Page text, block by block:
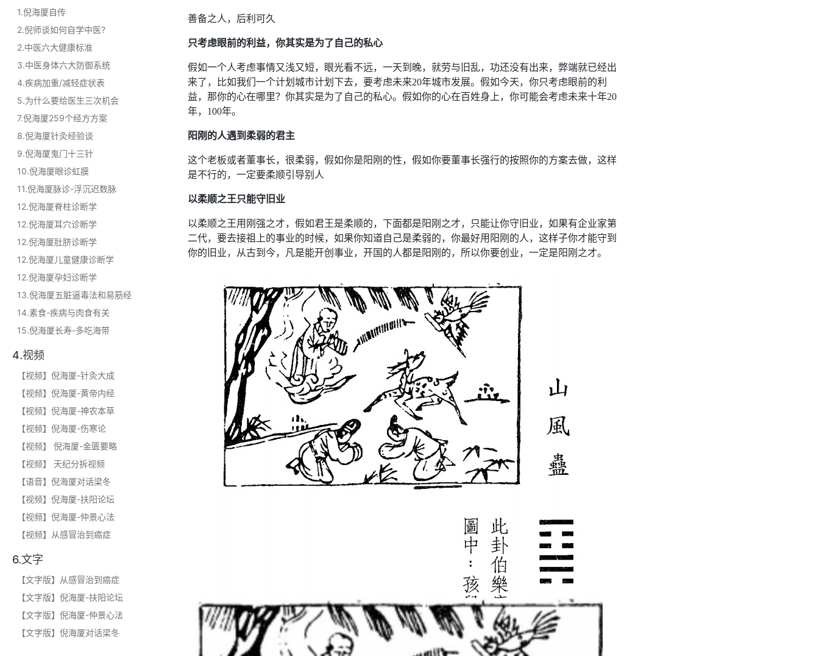
1.倪海厦自传
2.倪师谈如何自学中医?
2.中医六大健康标准
3.中医身体六大防御系统
4.疾病加重/减轻症状表
5.为什么要给医生三次机会
7.倪海厦259个经方方案
8.倪海厦针灸经验谈
9.倪海厦鬼门十三针
10.倪海厦眼诊虹膜
11.倪海厦脉诊-浮沉迟数脉
12.倪海厦脊柱诊断学
12.倪海厦耳穴诊断学
12.倪海厦肚脐诊断学
12.倪海厦儿童健康诊断学
12.倪海厦孕妇诊断学
13.倪海厦五脏逼毒法和易筋经
14.素食-疾病与肉食有关
15.倪海厦长寿-多吃海带
4.视频
【视频】倪海厦-针灸大成
【视频】倪海厦-黄帝内经
【视频】倪海厦-神农本草
【视频】倪海厦-伤寒论
【视频】 倪海厦-金匮要略
【视频】 天纪分拆视频
【语音】倪海厦对话梁冬
【视频】倪海厦-扶阳论坛
【视频】倪海厦-仲景心法
【视频】从感冒治到癌症
6.文字
【文字版】从感冒治到癌症
【文字版】倪海厦-扶阳论坛
【文字版】倪海厦-仲景心法
【文字版】倪海厦对话梁冬
善备之人，后利可久
只考虑眼前的利益，你其实是为了自己的私心
假如一个人考虑事情又浅又短，眼光看不远，一天到晚，就劳与旧乱，功还没有出来，弊端就已经出
来了，比如我们一个计划城市计划下去，要考虑未来20年城市发展。假如今天，你只考虑眼前的利
益，那你的心在哪里？你其实是为了自己的私心。假如你的心在百姓身上，你可能会考虑未来十年20
年，100年。
阳刚的人遇到柔弱的君主
这个老板或者董事长，很柔弱，假如你是阳刚的性，假如你要董事长强行的按照你的方案去做，这样
是不行的，一定要柔顺引导别人
以柔顺之王只能守旧业
以柔顺之王用刚强之才，假如君王是柔顺的，下面都是阳刚之才，只能让你守旧业，如果有企业家第
二代，要去接祖上的事业的时候，如果你知道自己是柔弱的，你最好用阳刚的人，这样子你才能守到
你的旧业，从古到今，凡是能开创事业，开国的人都是阳刚的，所以你要创业，一定是阳刚之才。